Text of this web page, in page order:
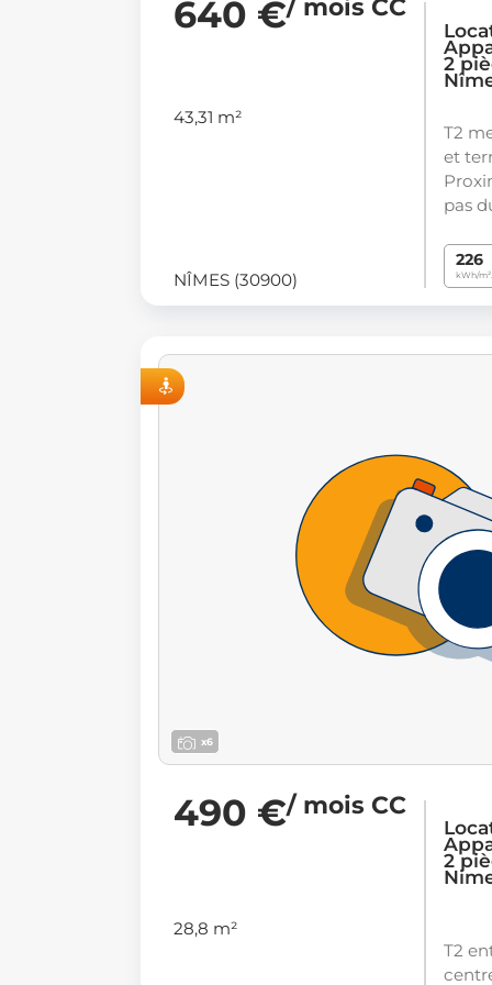
640 €/ mois CC
43,31 m²
NÎMES (30900)
2
T2
et
pas
226
kWh/
x6
490 €/ mois CC
28,8 m²
2
T2